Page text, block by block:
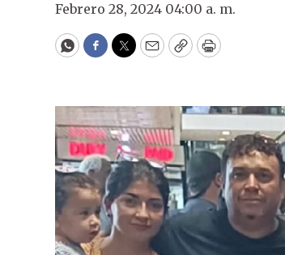
Febrero 28, 2024 04:00 a. m.
WhatsApp
Facebook
Twitter
EmailCopyPrint